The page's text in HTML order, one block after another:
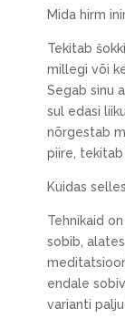
Mida hirm
Tekitab
millegi või
Segab sinu
sul edasi
nõrgestab
piire, tekitab
Kuidas
Tehnikaid
sobib,
endale
varianti